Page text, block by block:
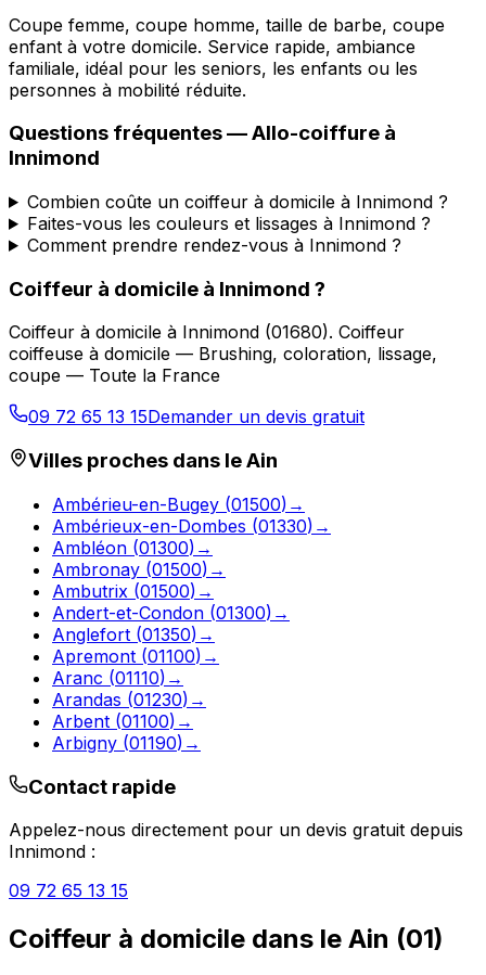
Coupe femme, coupe homme, taille de barbe, coupe
enfant à votre domicile. Service rapide, ambiance
familiale, idéal pour les seniors, les enfants ou les
personnes à mobilité réduite.
Questions fréquentes —Allo-coiffure à
Innimond
Combien coûte un coiffeur à domicile à Innimond ?
Faites-vous les couleurs et lissages à Innimond ?
Comment prendre rendez-vous à Innimond ?
Coiffeur à domicile à Innimond ?
Coiffeur à domicile à Innimond (01680). Coiffeur
coiffeuse à domicile — Brushing, coloration, lissage,
coupe — Toute la France
09 72 65 13 15Demander un devis gratuit
Villes proches dans leAin
Ambérieu-en-Bugey (01500) →
Ambérieux-en-Dombes (01330) →
Ambléon (01300) →
Ambronay (01500) →
Ambutrix (01500) →
Andert-et-Condon (01300) →
Anglefort (01350) →
Apremont (01100) →
Aranc (01110) →
Arandas (01230) →
Arbent (01100) →
Arbigny (01190) →
Contact rapide
Appelez-nous directement pour un devis gratuit depuis
Innimond :
09 72 65 13 15
Coiffeur à domicile dans le Ain (01)